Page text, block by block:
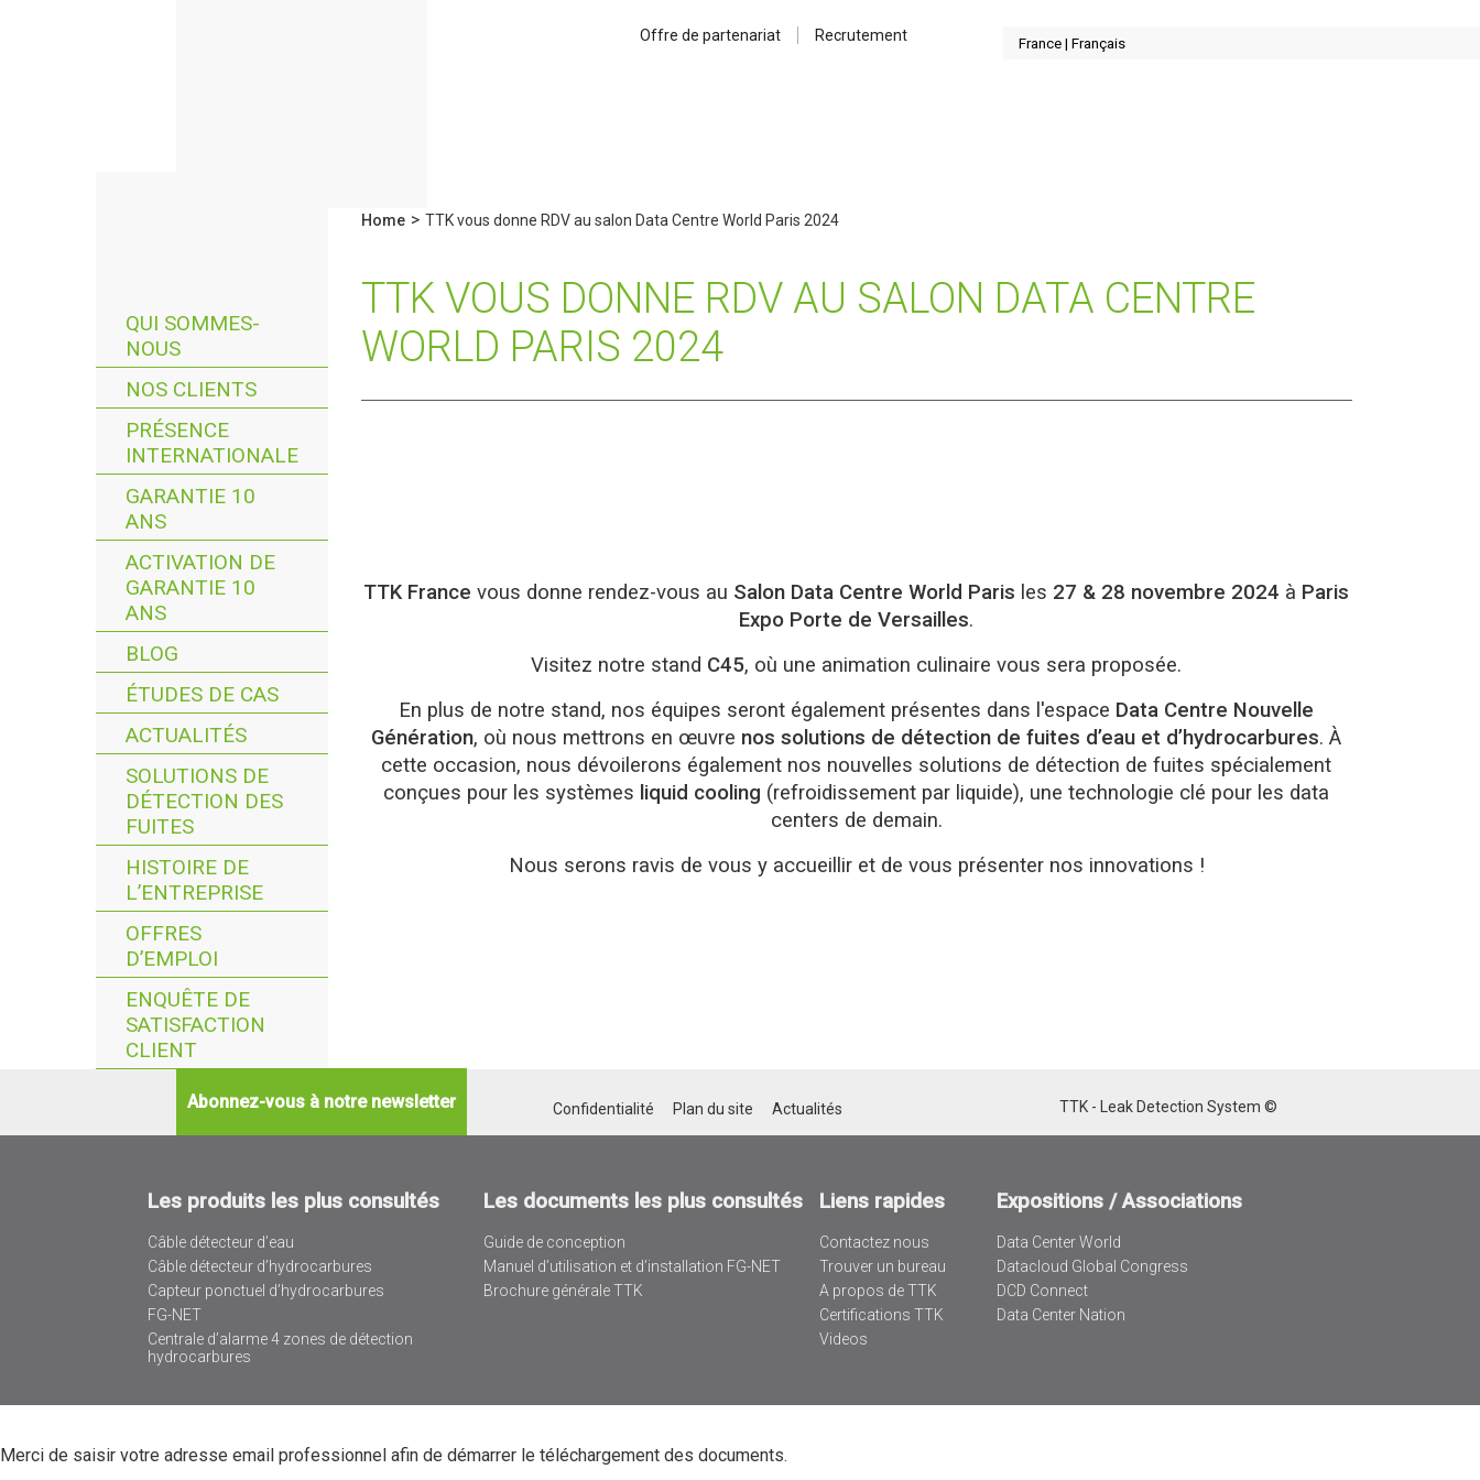
Offre de partenariat Recrutement
QUI SOMMES-
NOUS
NOS CLIENTS
PRÉSENCE
INTERNATIONALE
GARANTIE 10
ANS
ACTIVATION DE
GARANTIE 10
ANS
BLOG
ÉTUDES DE CAS
ACTUALITÉS
SOLUTIONS DE
DÉTECTION DES
FUITES
HISTOIRE DE
L’ENTREPRISE
OFFRES
D’EMPLOI
ENQUÊTE DE
SATISFACTION
CLIENT
Home > TTK vous donne RDV au salon Data Centre World Paris 2024
TTK VOUS DONNE RDV AU SALON DATA CENTRE
WORLD PARIS 2024
TTK France vous donne rendez-vous au Salon Data Centre World Paris les 27 & 28 novembre 2024 à Paris
Expo Porte de Versailles.
Visitez notre stand C45, où une animation culinaire vous sera proposée.
En plus de notre stand, nos équipes seront également présentes dans l'espace Data Centre Nouvelle
Génération, où nous mettrons en œuvre nos solutions de détection de fuites d’eau et d’hydrocarbures. À
cette occasion, nous dévoilerons également nos nouvelles solutions de détection de fuites spécialement
conçues pour les systèmes liquid cooling (refroidissement par liquide), une technologie clé pour les data
centers de demain.
Nous serons ravis de vous y accueillir et de vous présenter nos innovations !
Abonnez-vous à notre newsletter Confidentialité Plan du site Actualités TTK - Leak Detection System ©
Les produits les plus consultés
Câble détecteur d’eau
Câble détecteur d’hydrocarbures
Capteur ponctuel d’hydrocarbures
FG-NET
Centrale d’alarme 4 zones de détection
hydrocarbures
Les documents les plus consultés
Guide de conception
Manuel d’utilisation et d’installation FG-NET
Brochure générale TTK
Liens rapides
Contactez nous
Trouver un bureau
A propos de TTK
Certifications TTK
Videos
Expositions / Associations
Data Center World
Datacloud Global Congress
DCD Connect
Data Center Nation
Merci de saisir votre adresse email professionnel afin de démarrer le téléchargement des documents.